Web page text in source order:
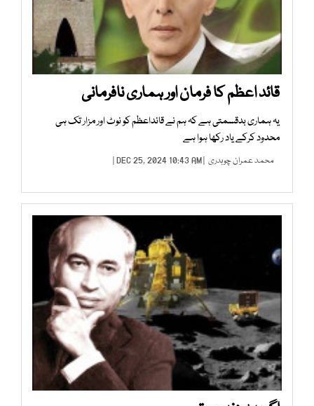
قائد اعظم کا فرمان اور ہماری نافرمانی
یہ ہماری بدقسمتی ہے کہ ہم نے قائداعظم کو نوٹ اور مزار تک ہی
محدود کرکے یاد رکھا ہوا ہے
محمد عمران چوہدری | DEC 25, 2024 10:43 AM |